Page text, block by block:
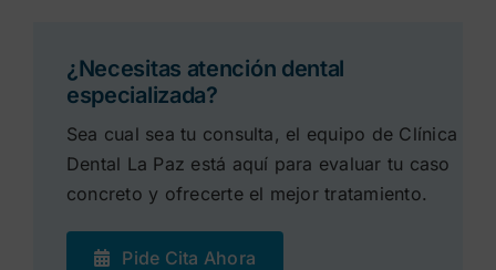
¿Necesitas atención dental
especializada?
Sea cual sea tu consulta, el equipo de Clínica
Dental La Paz está aquí para evaluar tu caso
concreto y ofrecerte el mejor tratamiento.
Pide Cita Ahora